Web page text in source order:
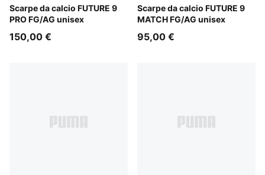
Scarpe da calcio FUTURE 9
PRO FG/AG unisex
PUMA Black-Intense Mint-PUMA White
150,00 €
Scarpe da calcio FUTURE 9
MATCH FG/AG unisex
PUMA Black-Intense Mint-
95,00 €